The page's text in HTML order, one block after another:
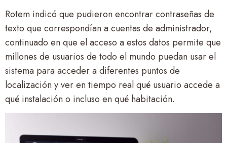
Rotem indicó que pudieron encontrar contraseñas de
texto que correspondían a cuentas de administrador,
continuado en que el acceso a estos datos permite que
millones de usuarios de todo el mundo puedan usar el
sistema para acceder a diferentes puntos de
localización y ver en tiempo real qué usuario accede a
qué instalación o incluso en qué habitación.